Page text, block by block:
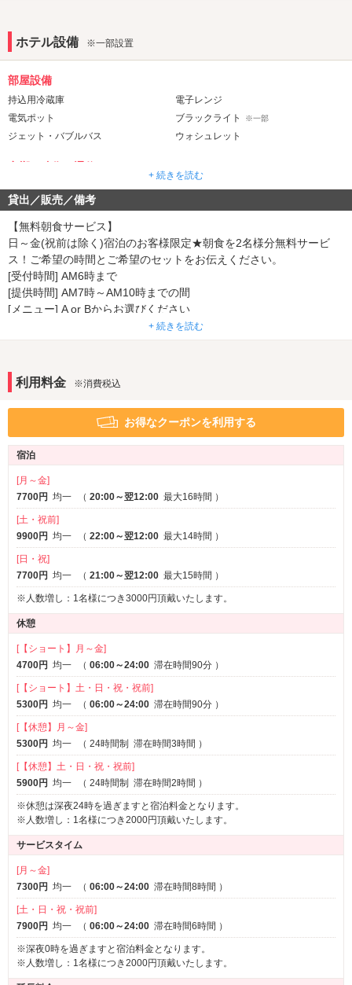
ホテル設備 ※一部設置
部屋設備
持込用冷蔵庫
電子レンジ
電気ポット
ブラックライト ※一部
ジェット・バブルバス ウォシュレット
VOD
Wi-Fi
Android充電器
※一部
DVDプレーヤー
クロームキャスト
アメニティ
セレクトシャンプー カールドライヤー
3名以上利用可 1名利用可
サービス
ルームサービス
+ 続きを読む
貸出／販売／備考
【無料朝食サービス】
日～金(祝前は除く)宿泊のお客様限定★朝食を2名様分無料サービ
ス！ご希望の時間とご希望のセットをお伝えください。
[受付時間] AM6時まで
[提供時間] AM7時～AM10時までの間
[メニュー] A or Bからお選びください
A：トースト＆オムレツ＆ウインナー＆コーヒー
B：焼きおにぎり＆みそ汁＆漬物
+ 続きを読む
利用料金 ※消費税込
お得なクーポンを利用する
宿泊
[月～金]
7700円 均一 （ 20:00～翌12:00 最大16時間 ）
[土・祝前]
9900円 均一 （ 22:00～翌12:00 最大14時間 ）
[日・祝]
7700円 均一 （ 21:00～翌12:00 最大15時間 ）
※人数増し：1名様につき3000円頂戴いたします。
休憩
[【ショート】月～金]
4700円 均一 （ 06:00～24:00 滞在時間90分 ）
[【ショート】土・日・祝・祝前]
5300円 均一 （ 06:00～24:00 滞在時間90分 ）
[【休憩】月～金]
5300円 均一 （ 24時間制 滞在時間3時間 ）
[【休憩】土・日・祝・祝前]
5900円 均一 （ 24時間制 滞在時間2時間 ）
※休憩は深夜24時を過ぎますと宿泊料金となります。
※人数増し：1名様につき2000円頂戴いたします。
サービスタイム
[月～金]
7300円 均一 （ 06:00～24:00 滞在時間8時間 ）
[土・日・祝・祝前]
7900円 均一 （ 06:00～24:00 滞在時間6時間 ）
※深夜0時を過ぎますと宿泊料金となります。
※人数増し：1名様につき2000円頂戴いたします。